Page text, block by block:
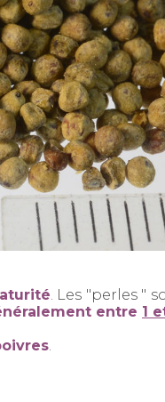
. Les "perles "
entre 1
.